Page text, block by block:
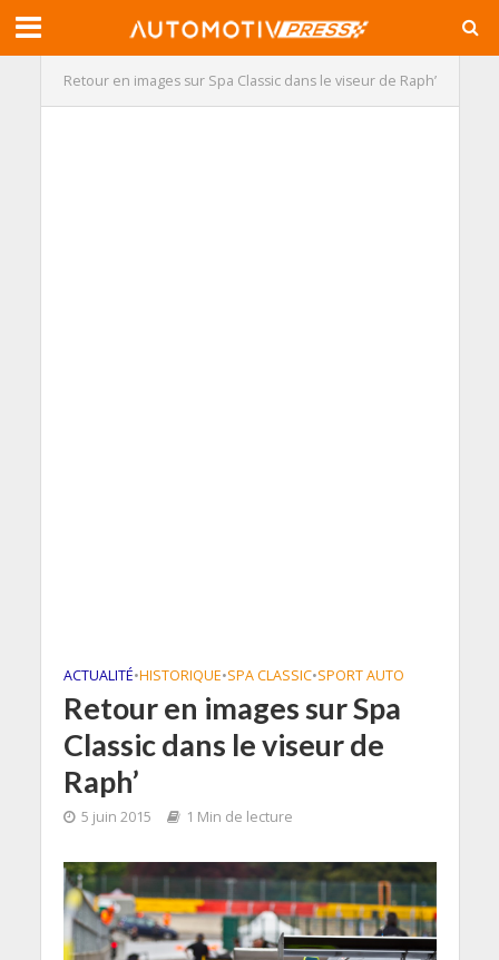
Retour en images sur Spa Classic dans le viseur de Raph’
ACTUALITÉ•HISTORIQUE•SPA CLASSIC•SPORT AUTO
Retour en images sur Spa
Classic dans le viseur de
Raph’
5 juin 2015 1 Min de lecture